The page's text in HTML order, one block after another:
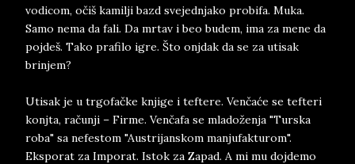
vodicom, očiš kamilji bazd svejednjako probifa. Muka.
Samo nema da fali. Da mrtav i beo budem, ima za mene da
pojdeš. Tako prafilo igre. Što onjdak da se za utisak
brinjem?
Utisak je u trgofačke knjige i teftere. Venčaće se tefteri
konjta, računji – Firme. Venčafa se mladoženja "Turska
roba" sa nefestom "Austrijanskom manjufakturom".
Eksporat za Imporat. Istok za Zapad. A mi mu dojdemo